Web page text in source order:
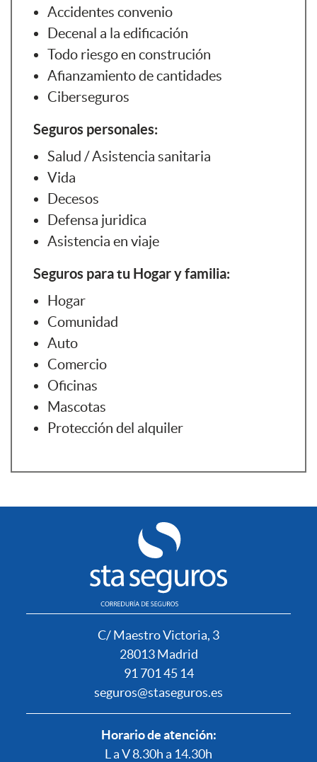
Accidentes convenio
Decenal a la edificación
Todo riesgo en construción
Afianzamiento de cantidades
Ciberseguros
Seguros personales:
Salud / Asistencia sanitaria
Vida
Decesos
Defensa juridica
Asistencia en viaje
Seguros para tu Hogar y familia:
Hogar
Comunidad
Auto
Comercio
Oficinas
Mascotas
Protección del alquiler
C/ Maestro Victoria, 3
28013 Madrid
91 701 45 14
seguros@staseguros.es
Horario de atención:
L a V 8.30h a 14.30h